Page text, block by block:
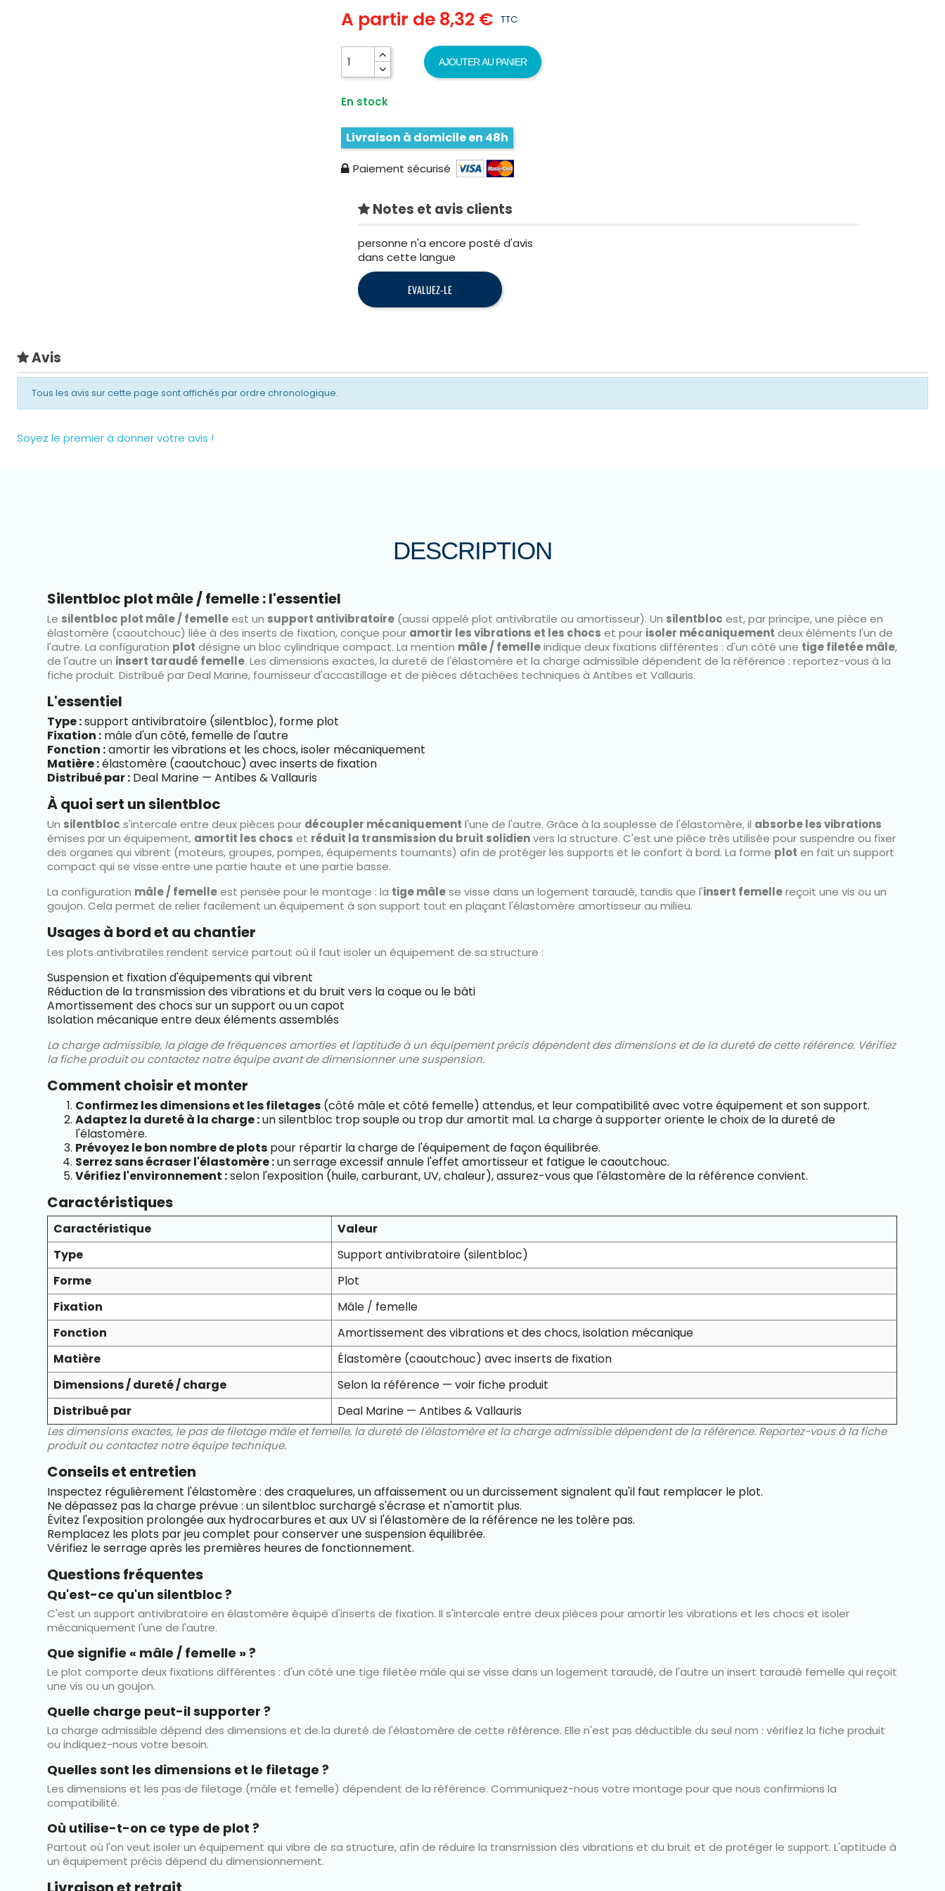
A partir de 8,32 € TTC
AJOUTER AU PANIER
En stock
Livraison à domicile en 48h
Paiement sécurisé
Notes et avis clients
personne n'a encore posté d'avis
dans cette langue
EVALUEZ-LE
Avis
Tous les avis sur cette page sont affichés par ordre chronologique.
Soyez le premier à donner votre avis !
DESCRIPTION
Silentbloc plot mâle / femelle : l'essentiel
Le silentbloc plot mâle / femelleest un support antivibratoire (aussi appelé plot antivibratile ou amortisseur). Un silentbloc est, par principe, une pièce en
élastomère (caoutchouc) liée à des inserts de fixation, conçue pour amortir les vibrations et les chocs et pour isoler mécaniquement deux éléments l'un de
l'autre. La configuration plot désigne un bloc cylindrique compact. La mention mâle / femelleindique deux fixations différentes : d'un côté une tige filetée mâle,
de l'autre un insert taraudé femelle. Les dimensions exactes, la dureté de l'élastomère et la charge admissible dépendent de la référence : reportez-vous à la
fiche produit. Distribué par Deal Marine, fournisseur d'accastillage et de pièces détachées techniques à Antibes et Vallauris.
L'essentiel
Type :support antivibratoire (silentbloc), forme plot
Fixation : mâle d'un côté, femelle de l'autre
Fonction :amortir les vibrations et les chocs, isoler mécaniquement
Matière :élastomère (caoutchouc) avec inserts de fixation
Distribué par : Deal Marine — Antibes & Vallauris
À quoi sert un silentbloc
Un silentbloc s'intercale entre deux pièces pour découpler mécaniquement l'une de l'autre. Grâce à la souplesse de l'élastomère, il absorbe les vibrations
émises par un équipement, amortit les chocs et réduit la transmission du bruit solidienvers la structure. C'est une pièce très utilisée pour suspendre ou fixer
des organes qui vibrent (moteurs, groupes, pompes, équipements tournants) afin de protéger les supports et le confort à bord. La forme plot en fait un support
compact qui se visse entre une partie haute et une partie basse.
La configuration mâle / femelleest pensée pour le montage : la tige mâlese visse dans un logement taraudé, tandis que l'insert femellereçoit une vis ou un
goujon. Cela permet de relier facilement un équipement à son support tout en plaçant l'élastomère amortisseur au milieu.
Usages à bord et au chantier
Les plots antivibratiles rendent service partout où il faut isoler un équipement de sa structure :
Suspension et fixation d'équipements qui vibrent
Réduction de la transmission des vibrations et du bruit vers la coque ou le bâti
Amortissement des chocs sur un support ou un capot
Isolation mécanique entre deux éléments assemblés
La charge admissible, la plage de fréquences amorties et l'aptitude à un équipement précis dépendent des dimensions et de la dureté de cette référence. Vérifiez
la fiche produit ou contactez notre équipe avant de dimensionner une suspension.
Comment choisir et monter
Confirmez les dimensions et les filetages (côté mâle et côté femelle) attendus, et leur compatibilité avec votre équipement et son support.
Adaptez la dureté à la charge :un silentbloc trop souple ou trop dur amortit mal. La charge à supporter oriente le choix de la dureté de
l'élastomère.
Prévoyez le bon nombre de plots pour répartir la charge de l'équipement de façon équilibrée.
Serrez sans écraser l'élastomère :un serrage excessif annule l'effet amortisseur et fatigue le caoutchouc.
Vérifiez l'environnement :selon l'exposition (huile, carburant, UV, chaleur), assurez-vous que l'élastomère de la référence convient.
Caractéristiques
Caractéristique
Valeur
Type
Support antivibratoire (silentbloc)
Forme
Plot
Fixation
Mâle / femelle
Fonction
Amortissement des vibrations et des chocs, isolation mécanique
Matière
Élastomère (caoutchouc) avec inserts de fixation
Dimensions / dureté / charge
Selon la référence — voir fiche produit
Distribué par
Deal Marine — Antibes & Vallauris
Les dimensions exactes, le pas de filetage mâle et femelle, la dureté de l'élastomère et la charge admissible dépendent de la référence. Reportez-vous à la fiche
produit ou contactez notre équipe technique.
Conseils et entretien
Inspectez régulièrement l'élastomère : des craquelures, un affaissement ou un durcissement signalent qu'il faut remplacer le plot.
Ne dépassez pas la charge prévue : un silentbloc surchargé s'écrase et n'amortit plus.
Évitez l'exposition prolongée aux hydrocarbures et aux UV si l'élastomère de la référence ne les tolère pas.
Remplacez les plots par jeu complet pour conserver une suspension équilibrée.
Vérifiez le serrage après les premières heures de fonctionnement.
Questions fréquentes
Qu'est-ce qu'un silentbloc ?
C'est un support antivibratoire en élastomère équipé d'inserts de fixation. Il s'intercale entre deux pièces pour amortir les vibrations et les chocs et isoler
mécaniquement l'une de l'autre.
Que signifie « mâle / femelle » ?
Le plot comporte deux fixations différentes : d'un côté une tige filetée mâle qui se visse dans un logement taraudé, de l'autre un insert taraudé femelle qui reçoit
une vis ou un goujon.
Quelle charge peut-il supporter ?
La charge admissible dépend des dimensions et de la dureté de l'élastomère de cette référence. Elle n'est pas déductible du seul nom : vérifiez la fiche produit
ou indiquez-nous votre besoin.
Quelles sont les dimensions et le filetage ?
Les dimensions et les pas de filetage (mâle et femelle) dépendent de la référence. Communiquez-nous votre montage pour que nous confirmions la
compatibilité.
Où utilise-t-on ce type de plot ?
Partout où l'on veut isoler un équipement qui vibre de sa structure, afin de réduire la transmission des vibrations et du bruit et de protéger le support. L'aptitude à
un équipement précis dépend du dimensionnement.